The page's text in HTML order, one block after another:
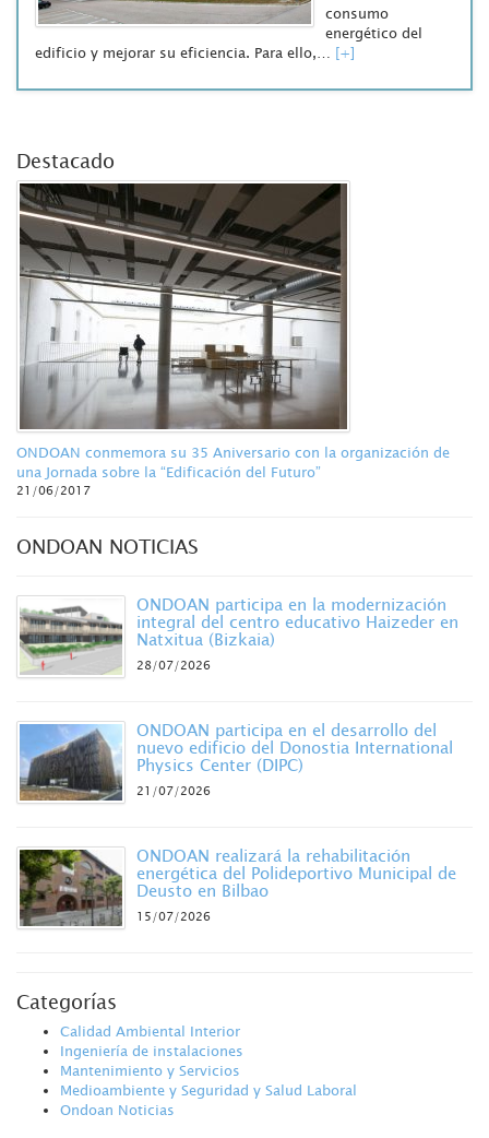
consumo
energético del
edificio y mejorar su eficiencia. Para ello,… [+]
Destacado
ONDOAN conmemora su 35 Aniversario con la organización de
una Jornada sobre la “Edificación del Futuro”
21/06/2017
ONDOAN NOTICIAS
ONDOAN participa en la modernización
integral del centro educativo Haizeder en
Natxitua (Bizkaia)
28/07/2026
ONDOAN participa en el desarrollo del
nuevo edificio del Donostia International
Physics Center (DIPC)
21/07/2026
ONDOAN realizará la rehabilitación
energética del Polideportivo Municipal de
Deusto en Bilbao
15/07/2026
Categorías
Calidad Ambiental Interior
Ingeniería de instalaciones
Mantenimiento y Servicios
Medioambiente y Seguridad y Salud Laboral
Ondoan Noticias